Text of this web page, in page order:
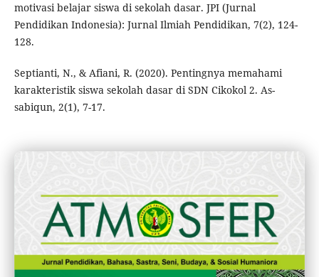
motivasi belajar siswa di sekolah dasar. JPI (Jurnal
Pendidikan Indonesia): Jurnal Ilmiah Pendidikan, 7(2), 124-
128.
Septianti, N., & Afiani, R. (2020). Pentingnya memahami
karakteristik siswa sekolah dasar di SDN Cikokol 2. As-
sabiqun, 2(1), 7-17.